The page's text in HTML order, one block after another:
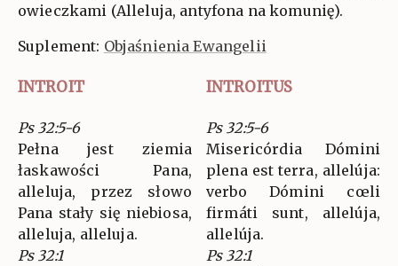
owieczkami (Alleluja, antyfona na komunię).
Suplement: Objaśnienia Ewangelii
INTROIT INTROITUS
Ps 32:5-6
Pełna jest ziemia
łaskawości Pana,
alleluja, przez słowo
Pana stały się niebiosa,
alleluja, alleluja.
Ps 32:1
Ps 32:5-6
Misericórdia Dómini
plena est terra, allelúja:
verbo Dómini cœli
firmáti sunt, allelúja,
allelúja.
Ps 32:1